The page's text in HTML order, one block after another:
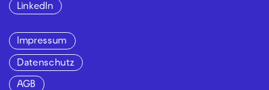
LinkedIn
Impressum
Datenschutz
AGB